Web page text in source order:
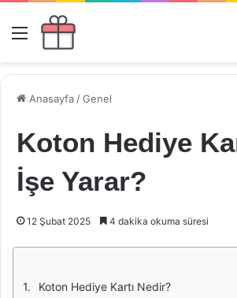
Menü
Anasayfa /Genel
Koton Hediye
İşe Yarar?
12 Şubat 2025 4 dakika okuma süresi
Koton Hediye Kartı Nedir?